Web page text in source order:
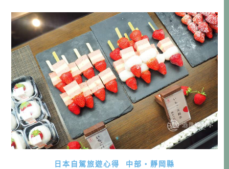
日本自駕旅遊心得 中部・靜岡縣